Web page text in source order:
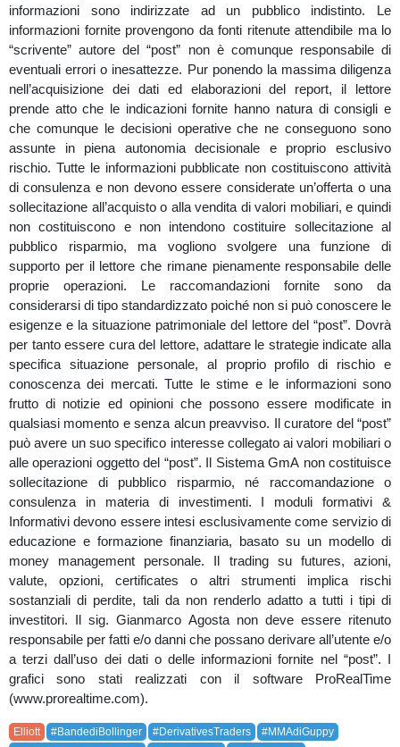
informazioni sono indirizzate ad un pubblico indistinto. Le
informazioni fornite provengono da fonti ritenute attendibile ma lo
“scrivente” autore del “post” non è comunque responsabile di
eventuali errori o inesattezze. Pur ponendo la massima diligenza
nell’acquisizione dei dati ed elaborazioni del report, il lettore
prende atto che le indicazioni fornite hanno natura di consigli e
che comunque le decisioni operative che ne conseguono sono
assunte in piena autonomia decisionale e proprio esclusivo
rischio. Tutte le informazioni pubblicate non costituiscono attività
di consulenza e non devono essere considerate un’offerta o una
sollecitazione all’acquisto o alla vendita di valori mobiliari, e quindi
non costituiscono e non intendono costituire sollecitazione al
pubblico risparmio, ma vogliono svolgere una funzione di
supporto per il lettore che rimane pienamente responsabile delle
proprie operazioni. Le raccomandazioni fornite sono da
considerarsi di tipo standardizzato poiché non si può conoscere le
esigenze e la situazione patrimoniale del lettore del “post”. Dovrà
per tanto essere cura del lettore, adattare le strategie indicate alla
specifica situazione personale, al proprio profilo di rischio e
conoscenza dei mercati. Tutte le stime e le informazioni sono
frutto di notizie ed opinioni che possono essere modificate in
qualsiasi momento e senza alcun preavviso. Il curatore del “post”
può avere un suo specifico interesse collegato ai valori mobiliari o
alle operazioni oggetto del “post”. Il Sistema GmA non costituisce
sollecitazione di pubblico risparmio, né raccomandazione o
consulenza in materia di investimenti. I moduli formativi &
Informativi devono essere intesi esclusivamente come servizio di
educazione e formazione finanziaria, basato su un modello di
money management personale. Il trading su futures, azioni,
valute, opzioni, certificates o altri strumenti implica rischi
sostanziali di perdite, tali da non renderlo adatto a tutti i tipi di
investitori. Il sig. Gianmarco Agosta non deve essere ritenuto
responsabile per fatti e/o danni che possano derivare all’utente e/o
a terzi dall’uso dei dati o delle informazioni fornite nel “post”. I
grafici sono stati realizzati con il software ProRealTime
(www.prorealtime.com).
Elliott #BandediBollinger #DerivativesTraders
#MMAdiGuppy